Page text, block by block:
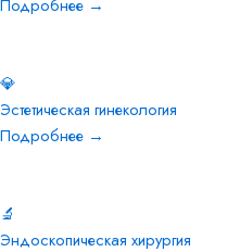
Подробнее →
💎
Эстетическая гинекология
Подробнее →
🔬
Эндоскопическая хирургия